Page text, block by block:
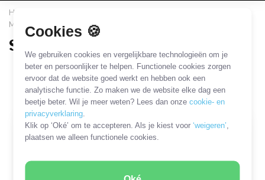
Cookies 🍪
We gebruiken cookies en vergelijkbare technologieën om je
beter en persoonlijker te helpen. Functionele cookies zorgen
ervoor dat de website goed werkt en hebben ook een
analytische functie. Zo maken we de website elke dag een
beetje beter. Wil je meer weten? Lees dan onzecookie- en
privacyverklaring
Klik op ‘Oké’ om te accepteren. Als je kiest voor‘weigeren’
plaatsen we alleen functionele cookies.
Home
MP3/telefoon/tablet merkspecifiek
Sony kabels en adapters
2 PRODUCTEN
Filters SORTEER OP